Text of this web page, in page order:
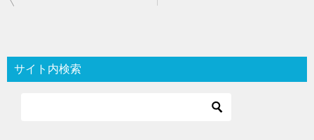
ビ
ゲ
サイト内検索